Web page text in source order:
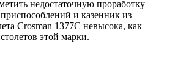
недостаточную проработку
и казенник из
Crosman 1377C невысока, как
этой марки.